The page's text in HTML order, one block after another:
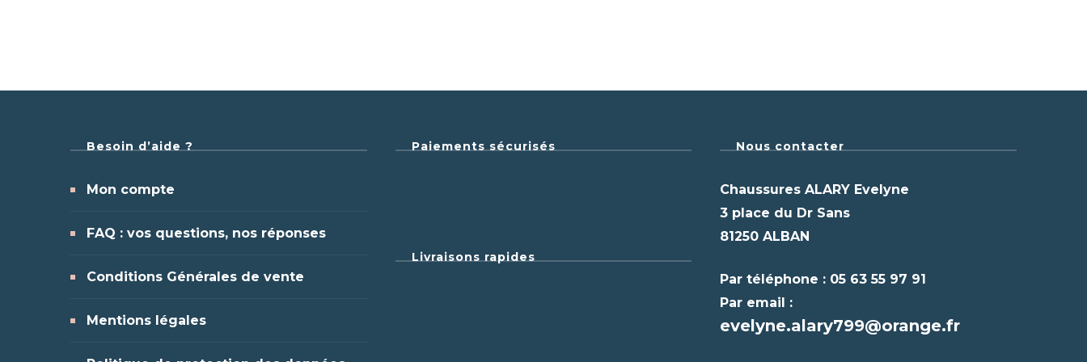
Besoin d’aide ?
Mon compte
FAQ : vos questions, nos réponses
Conditions Générales de vente
Mentions légales
Paiements sécurisés
Livraisons rapides
Nous contacter
Chaussures ALARY Evelyne
3 place du Dr Sans
81250 ALBAN
Par téléphone : 05 63 55 97 91
Par email :
evelyne.alary799@orange.fr